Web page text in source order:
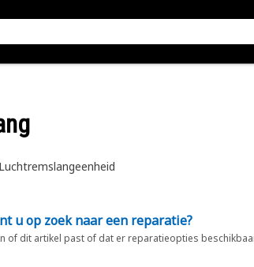
u op zoek naar een reparatie?
of dit artikel past of dat er reparatieopties